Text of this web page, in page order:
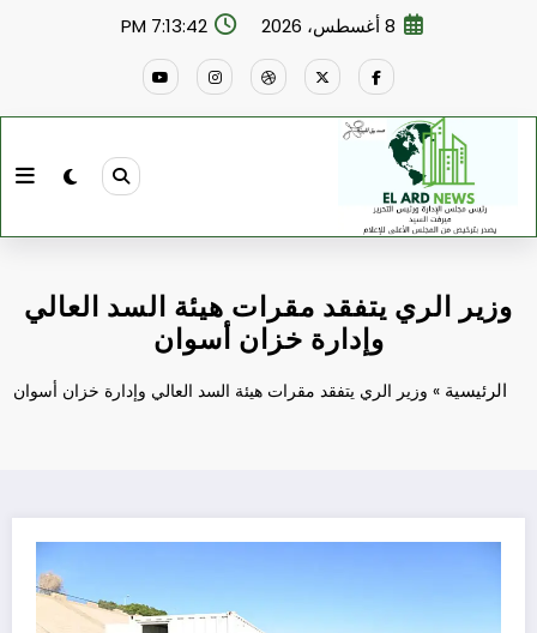
8 أغسطس، 2026 7:13:42 PM
وزير الري يتفقد مقرات هيئة السد العالي
وإدارة خزان أسوان
الرئيسية » وزير الري يتفقد مقرات هيئة السد العالي وإدارة خزان أسوان